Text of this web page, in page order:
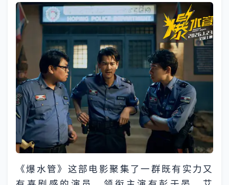
《爆水管》这部电影聚集了一群既有实力又